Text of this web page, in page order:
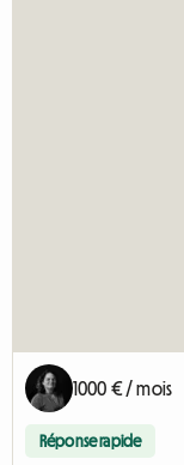
1000 € / mois
Réponse rapide